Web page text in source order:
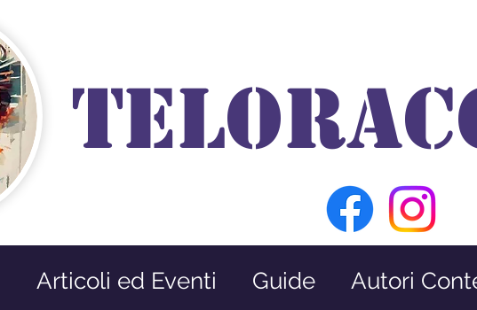
Articoli ed Eventi Guide Autori